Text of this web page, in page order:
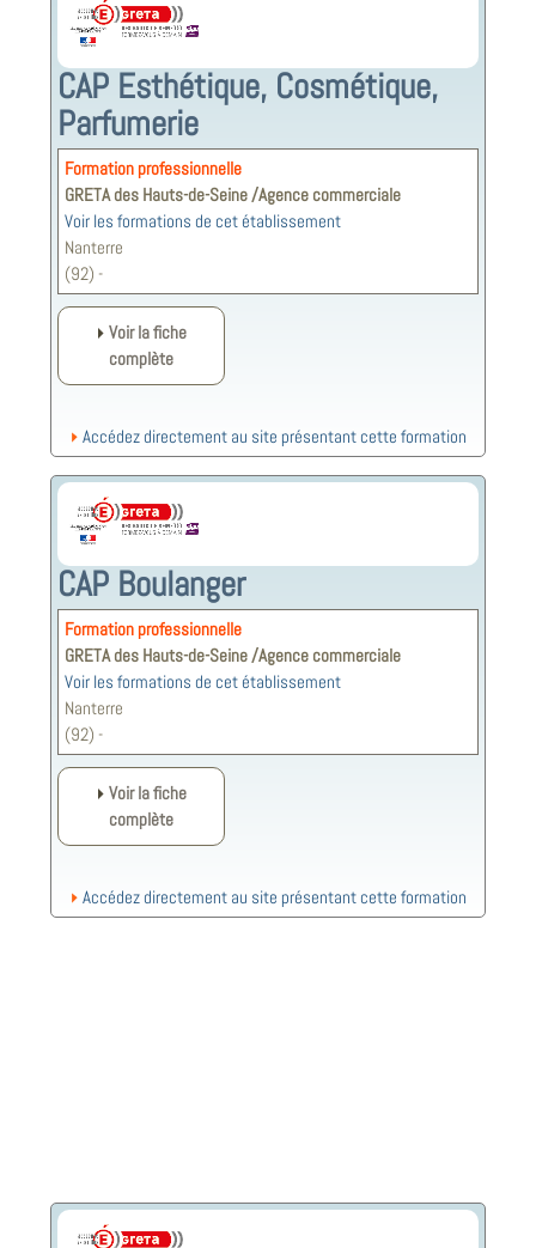
CAP Esthétique, Cosmétique,
Parfumerie
Formation professionnelle
GRETA des Hauts-de-Seine /Agence commerciale
Voir les formations de cet établissement
Nanterre
(92) -
Voir la fiche
complète
Accédez directement au site présentant cette formation
CAP Boulanger
Formation professionnelle
GRETA des Hauts-de-Seine /Agence commerciale
Voir les formations de cet établissement
Nanterre
(92) -
Voir la fiche
complète
Accédez directement au site présentant cette formation